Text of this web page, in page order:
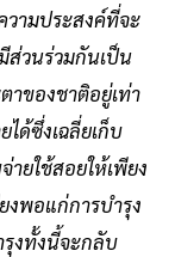
วามประสงค์ที่จะ
ส่วนร่วมกันเป็น
าของชาติอยู่เท่า
ได้ซึ่งเฉลี่ยเก็บ
ยใช้สอยให้เพียง
งพอแก่การบำรุง
งทั้งนี้จะกลับ